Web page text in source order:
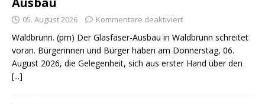
05. August 2026 Kommentare deaktiviert
Waldbrunn. (pm) Der Glasfaser-Ausbau in Waldbrunn schreitet
voran. Bürgerinnen und Bürger haben am Donnerstag, 06.
August 2026, die Gelegenheit, sich aus erster Hand über den
[...]